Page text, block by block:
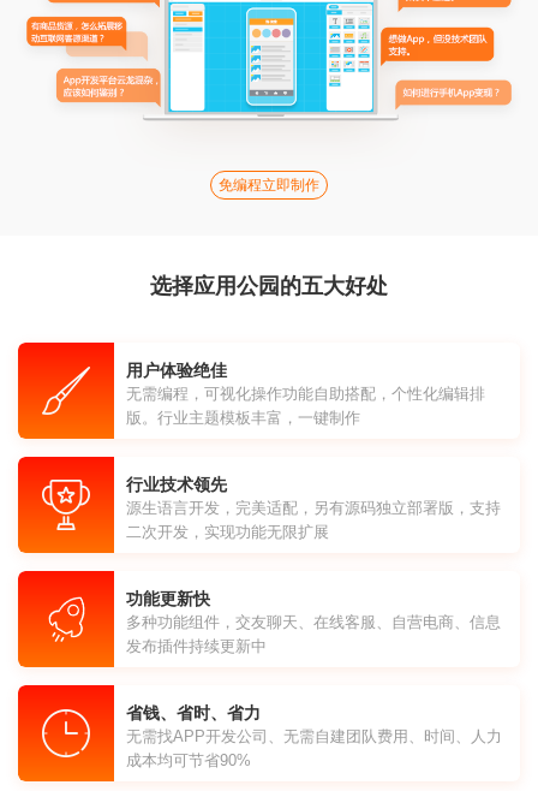
免编程立即制作
选择应用公园的五大好处
用户体验绝佳
无需编程，可视化操作功能自助搭配，个性化编辑排
版。行业主题模板丰富，一键制作
行业技术领先
源生语言开发，完美适配，另有源码独立部署版，支持
二次开发，实现功能无限扩展
功能更新快
多种功能组件，交友聊天、在线客服、自营电商、信息
发布插件持续更新中
省钱、省时、省力
无需找APP开发公司、无需自建团队费用、时间、人力
成本均可节省90%